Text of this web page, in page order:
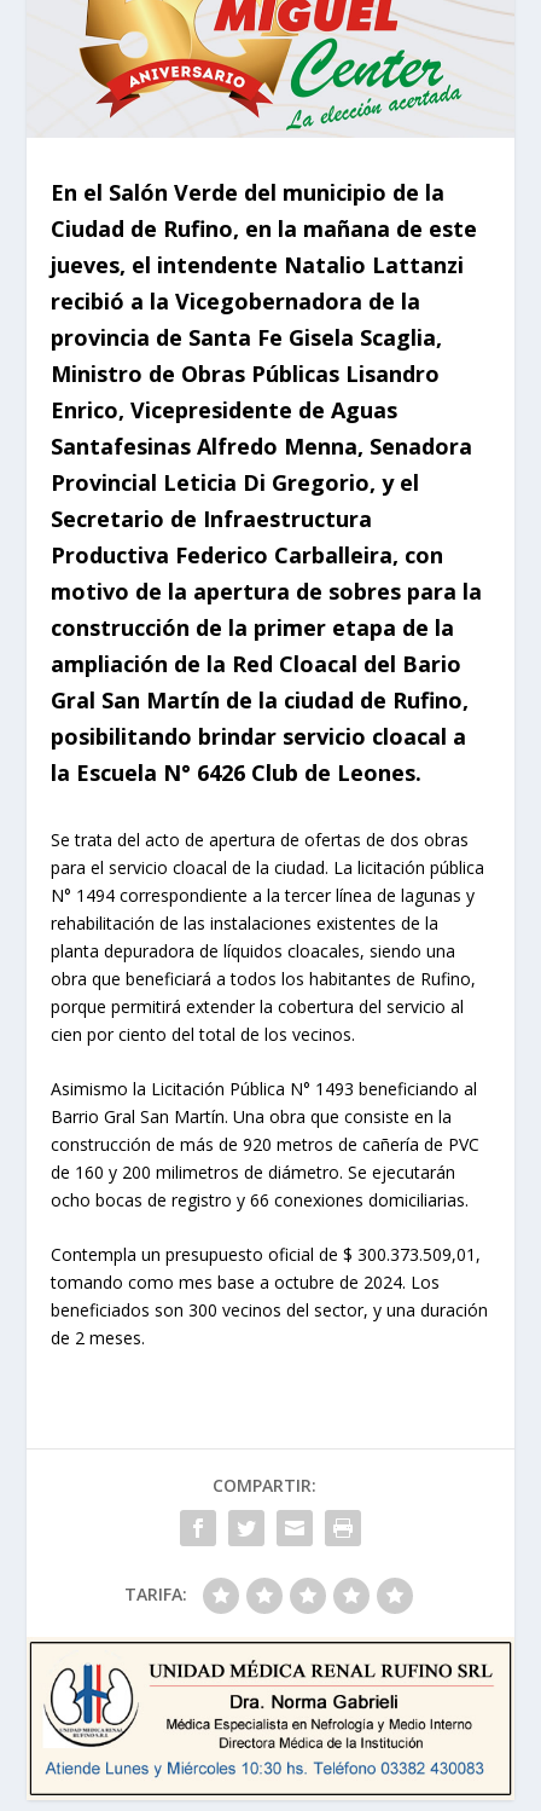
En el Salón Verde del municipio de la
Ciudad de Rufino, en la mañana de este
jueves, el intendente Natalio Lattanzi
recibió a la Vicegobernadora de la
provincia de Santa Fe Gisela Scaglia,
Ministro de Obras Públicas Lisandro
Enrico, Vicepresidente de Aguas
Santafesinas Alfredo Menna, Senadora
Provincial Leticia Di Gregorio, y el
Secretario de Infraestructura
Productiva Federico Carballeira, con
motivo de la apertura de sobres para la
construcción de la primer etapa de la
ampliación de la Red Cloacal del Bario
Gral San Martín de la ciudad de Rufino,
posibilitando brindar servicio cloacal a
la Escuela N° 6426 Club de Leones.
Se trata del acto de apertura de ofertas de dos obras
para el servicio cloacal de la ciudad. La licitación pública
N° 1494 correspondiente a la tercer línea de lagunas y
rehabilitación de las instalaciones existentes de la
planta depuradora de líquidos cloacales, siendo una
obra que beneficiará a todos los habitantes de Rufino,
porque permitirá extender la cobertura del servicio al
cien por ciento del total de los vecinos.
Asimismo la Licitación Pública N° 1493 beneficiando al
Barrio Gral San Martín. Una obra que consiste en la
construcción de más de 920 metros de cañería de PVC
de 160 y 200 milimetros de diámetro. Se ejecutarán
ocho bocas de registro y 66 conexiones domiciliarias.
Contempla un presupuesto oficial de $ 300.373.509,01,
tomando como mes base a octubre de 2024. Los
beneficiados son 300 vecinos del sector, y una duración
de 2 meses.
COMPARTIR:
TARIFA: